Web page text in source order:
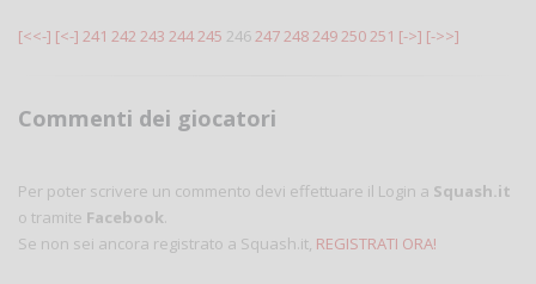
[<<-] [<-] 241 242 243 244245 246247248249250251 [->] [->>]
Commenti dei giocatori
Per poter scrivere un commento devi effettuare il Login a Squash.it
o tramite Facebook.
Se non sei ancora registrato a Squash.it, REGISTRATI ORA!